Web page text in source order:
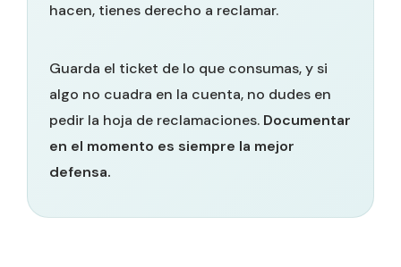
hacen, tienes derecho a reclamar.
Guarda el ticket de lo que consumas, y si
algo no cuadra en la cuenta, no dudes en
pedir la hoja de reclamaciones. Documentar
en el momento es siempre la mejor
defensa.